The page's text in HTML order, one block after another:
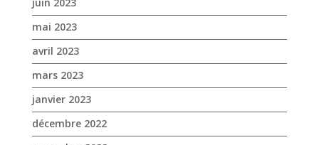
décembre 2022
novembre 2022
octobre 2022
septembre 2022
août 2022
juillet 2022